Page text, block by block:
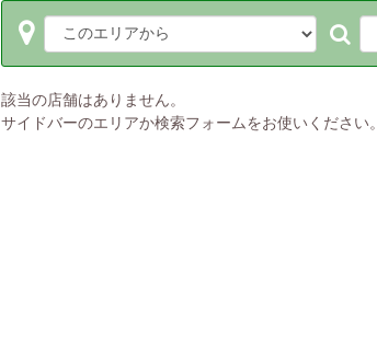
該当の店舗はありません。
サイドバーのエリアか検索フォームをお使いください。